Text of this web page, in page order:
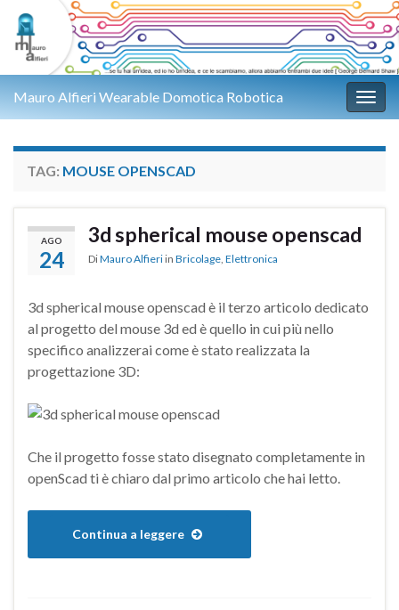
Mauro Alfieri Wearable Domotica Robotica
TAG: MOUSE OPENSCAD
AGO
24
3d spherical mouse openscad
DiMauro Alfieri in Bricolage, Elettronica
3d spherical mouse openscad è il terzo articolo dedicato
al progetto del mouse 3d ed è quello in cui più nello
specifico analizzerai come è stato realizzata la
progettazione 3D:
Che il progetto fosse stato disegnato completamente in
openScad ti è chiaro dal primo articolo che hai letto.
Continua a leggere